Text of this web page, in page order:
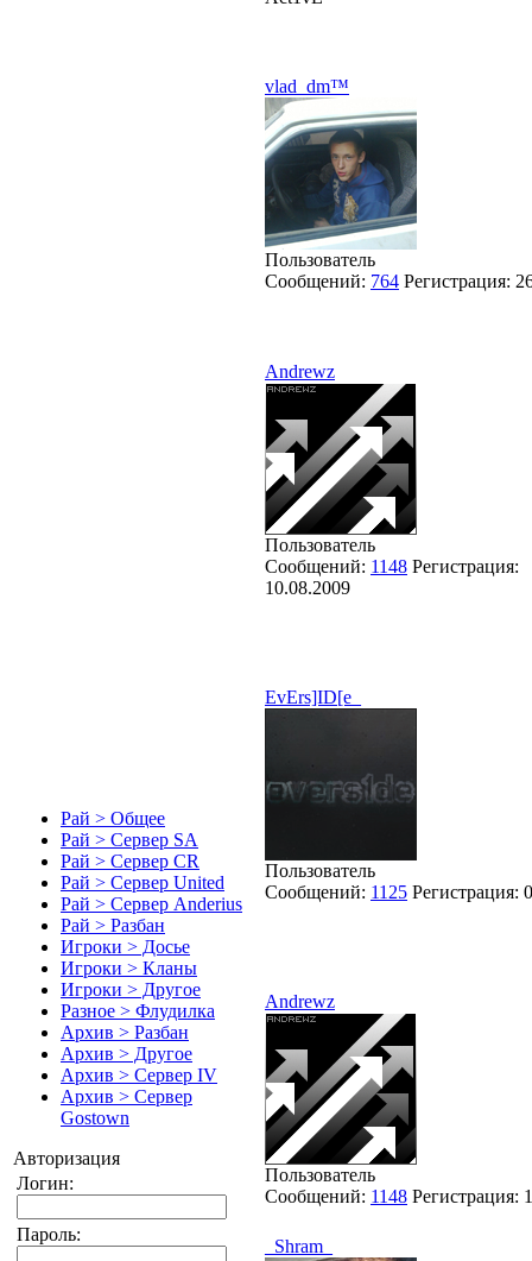
Рай > Общее
Рай > Сервер SA
Рай > Сервер CR
Рай > Сервер United
Рай > Сервер Anderius
Рай > Разбан
Игроки > Досье
Игроки > Кланы
Игроки > Другое
Разное > Флудилка
Архив > Разбан
Архив > Другое
Архив > Сервер IV
Архив > Сервер
Gostown
Авторизация
Логин:
Пароль:
vlad_dm™
Пользователь
Сообщений: 764 Регистрация:
Andrewz
Пользователь
Сообщений: 1148 Регистрация:
10.08.2009
EvErs]ID[e_
Пользователь
Сообщений: 1125 Регистрация:
Andrewz
Пользователь
Сообщений: 1148 Регистрация:
_Shram_